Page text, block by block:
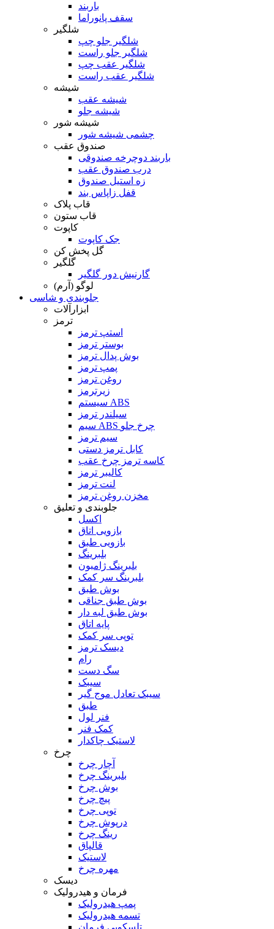
باربند
سقف پانوراما
شلگیر
شلگیر جلو چپ
شلگیر جلو راست
شلگیر عقب چپ
شلگیر عقب راست
شیشه
شیشه عقب
شیشه جلو
شیشه شور
چشمی شیشه شور
صندوق عقب
باربند دوچرخه صندوقی
درب صندوق عقب
زه استیل صندوق
قفل زاپاس بند
قاب پلاک
قاب ستون
کاپوت
جک کاپوت
گل پخش کن
گلگیر
گارنیش دور گلگیر
لوگو (آرم)
جلوبندی و شاسی
ابزارآلات
ترمز
استپ ترمز
بوستر ترمز
بوش پدال ترمز
پمپ ترمز
روغن ترمز
زیرترمز
سیستم ABS
سیلندر ترمز
سیم ABS چرخ جلو
سیم ترمز
کابل ترمز دستی
کاسه ترمز چرخ عقب
کالیبر ترمز
لنت ترمز
مخزن روغن ترمز
جلوبندی و تعلیق
اکسل
بازویی اتاق
بازویی طبق
بلبرینگ
بلبرینگ ژامبون
بلبرینگ سر کمک
بوش طبق
بوش طبق جناقی
بوش طبق لبه دار
پایه اتاق
توپی سر کمک
دیسک ترمز
رام
سگ دست
سیبک
سیبک تعادل موج گیر
طبق
فنر لول
کمک فنر
لاستیک چاکدار
چرخ
آچار چرخ
بلبرینگ چرخ
بوش چرخ
پیچ چرخ
توپی چرخ
درپوش چرخ
رینگ چرخ
قالپاق
لاستیک
مهره چرخ
دیسک
فرمان و هیدرولیک
پمپ هیدرولیک
تسمه هیدرولیک
تلسکوپی فرمان